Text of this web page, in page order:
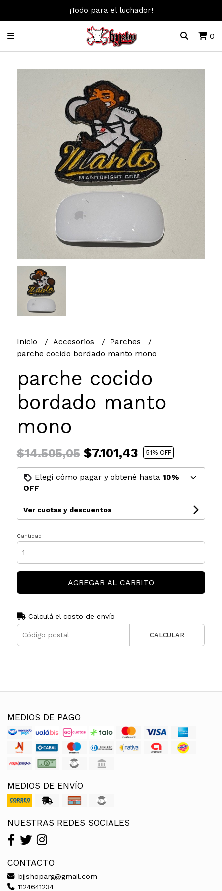
¡Todo para el luchador!
0
Inicio Accesorios
Parches
parche cocido bordado manto mono
parche cocido
bordado manto
mono
$14.505,05$7.101,43 51% OFF
Elegí cómo pagar y obtené hasta 10%
OFF
Ver cuotas y descuentos
Cantidad
AGREGAR AL CARRITO
Calculá el costo de envío
CALCULAR
MEDIOS DE PAGO
MEDIOS DE ENVÍO
NUESTRAS REDES SOCIALES
CONTACTO
bjjshoparg@gmail.com
1124641234